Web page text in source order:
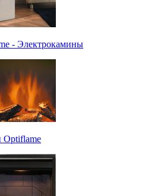
- Электрокамины